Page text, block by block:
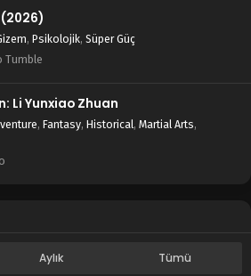
, Psikolojik, Süper Güç
Tumble
Li Yunxiao Zhuan
, Fantasy, Historical, Martial Arts,
Aylık Tümü